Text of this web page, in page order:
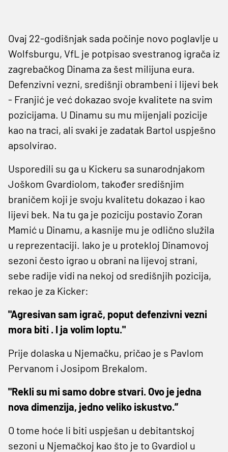
Ovaj 22-godišnjak sada počinje novo poglavlje u
Wolfsburgu, VfL je potpisao svestranog igrača iz
zagrebačkog Dinama za šest milijuna eura.
Defenzivni vezni, središnji obrambeni i lijevi bek
- Franjić je već dokazao svoje kvalitete na svim
pozicijama. U Dinamu su mu mijenjali pozicije
kao na traci, ali svaki je zadatak Bartol uspješno
apsolvirao.
Usporedili su ga u Kickeru sa sunarodnjakom
Joškom Gvardiolom, također središnjim
braničem koji je svoju kvalitetu dokazao i kao
lijevi bek. Na tu ga je poziciju postavio Zoran
Mamić u Dinamu, a kasnije mu je odlično služila
u reprezentaciji. Iako je u protekloj Dinamovoj
sezoni često igrao u obrani na lijevoj strani,
sebe radije vidi na nekoj od središnjih pozicija,
rekao je za Kicker:
"Agresivan sam igrač, poput defenzivni vezni
mora biti . I ja volim loptu."
Prije dolaska u Njemačku, pričao je s Pavlom
Pervanom i Josipom Brekalom.
"Rekli su mi samo dobre stvari. Ovo je jedna
nova dimenzija, jedno veliko iskustvo.”
O tome hoće li biti uspješan u debitantskoj
sezoni u Njemačkoj kao što je to Gvardiol u